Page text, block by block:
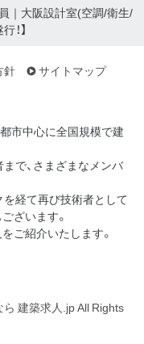
｜大阪設計室(空調/衛生/
！】
針
サイトマップ
市中心に全国規模で建
で、さまざまなメンバ
を経て再び技術者として
ざいます。
ご紹介いたします。
建築求人.jp All Rights